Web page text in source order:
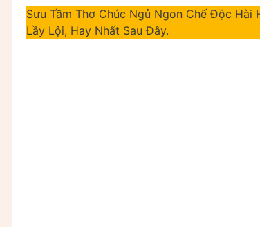
Sưu Tầm Thơ Chúc Ngủ Ngon Chế Độc Hài
Lầy Lội, Hay Nhất Sau Đây.